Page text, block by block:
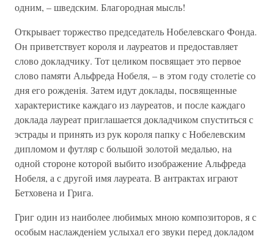
одним, – шведским. Благородная мысль!
Открывает торжество председатель Нобелевскаго Фонда.
Он приветствует короля и лауреатов и предоставляет
слово докладчику. Тот целиком посвящает это первое
слово памяти Альфреда Нобеля, – в этом году столетіе со
дня его рожденія. Затем идут доклады, посвященные
характеристике каждаго из лауреатов, и после каждаго
доклада лауреат приглашается докладчиком спуститься с
эстрады и принять из рук короля папку с Нобелевским
дипломом и футляр с большой золотой медалью, на
одной стороне которой выбито изображение Альфреда
Нобеля, а с другой имя лауреата. В антрактах играют
Бетховена и Грига.
Григ один из наиболее любимых мною композиторов, я с
особым наслажденіем услыхал его звуки перед докладом